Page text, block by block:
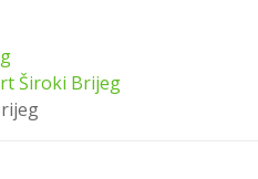
Široki Brijeg